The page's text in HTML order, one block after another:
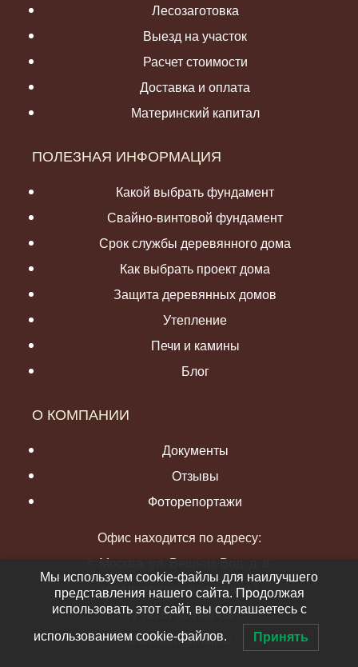
Лесозаготовка
Выезд на участок
Расчет стоимости
Доставка и оплата
Материнский капитал
ПОЛЕЗНАЯ ИНФОРМАЦИЯ
Какой выбрать фундамент
Свайно-винтовой фундамент
Срок службы деревянного дома
Как выбрать проект дома
Защита деревянных домов
Утепление
Печи и камины
Блог
О КОМПАНИИ
Документы
Отзывы
Фоторепортажи
Офис находится по адресу:
г. Москва, ул. Вешних Вод, д. 8
(предварительная запись)
+7 (915) 924-38-89
brus-dom@mail.ru
Мы используем cookie-файлы для наилучшего
представления нашего сайта. Продолжая
использовать этот сайт, вы соглашаетесь с
использованием cookie-файлов. Принять